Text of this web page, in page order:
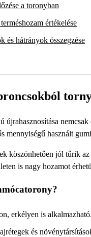
a toronyban
értékelése
és hátrányok összegzése
újrahasznosítása
mennyiségű használt
köszönhetően jól tűrik
is nagy hozamot
erkélyen is alkalmazható.
és